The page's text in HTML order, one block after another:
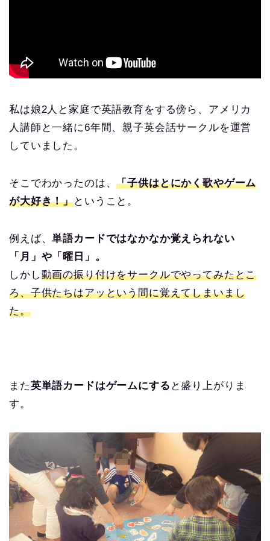
私は娘2人と家庭で英語教育をする傍ら、アメリカ
人講師と一緒に6年間、親子英会話サークルを運営
していました。
そこでわかったのは、「子供はとにかく歌やゲーム
が大好き！」ということ。
例えば、単語カードではなかなか覚えられない
「月」や「曜日」。
しかし動画の振り付けをサークルでやってみたとこ
ろ、子供たちはアッという間に覚えてしまいまし
た。
また英単語カードはゲームにする と盛り上がりま
す。